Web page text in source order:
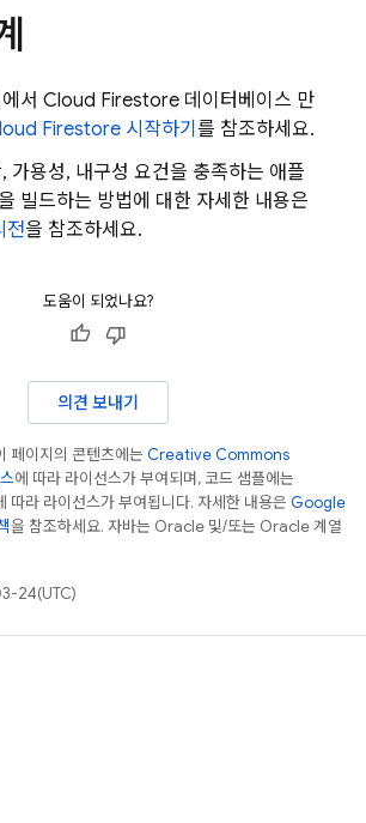
서 Cloud Firestore 데이터베이스 만
Firestore 시작하기 를 참조하세요.
가용성, 내구성 요건을 충족하는 애플
빌드하는 방법에 대한 자세한 내용은
전을 참조하세요.
도움이 되었나요?
의견 보내기
페이지의 콘텐츠에는 Creative Commons
에 따라 라이선스가 부여되며, 코드 샘플에는
따라 라이선스가 부여됩니다. 자세한 내용은 Google
을 참조하세요. 자바는 Oracle 및/또는 Oracle 계열
24(UTC)